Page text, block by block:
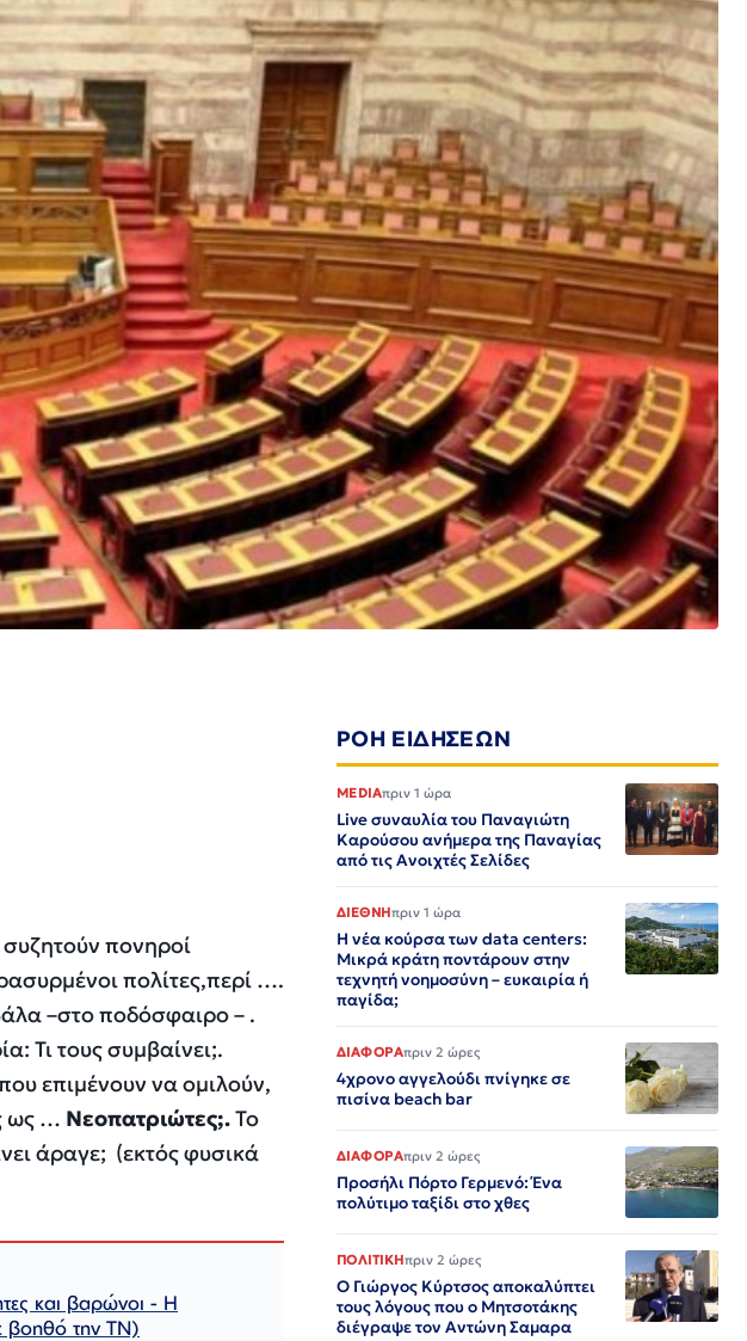
πονηροί
πολίτες,περί ….
–στο ποδόσφαιρο – .
Τι τους συμβαίνει;.
επιμένουν να ομιλούν,
ως … Νεοπατριώτες;.Το
άραγε; (εκτός φυσικά
και βαρώνοι - Η
βοηθό την ΤΝ)
ΡΟΗ ΕΙΔΗΣΕΩΝ
MEDIAπριν 1 ώρα
Live συναυλία του Παναγιώτη
Καρούσου ανήμερα της Παναγίας
από τις Ανοιχτές Σελίδες
ΔΙΕΘΝΗπριν 1 ώρα
Η νέα κούρσα των data centers:
Μικρά κράτη ποντάρουν στην
τεχνητή νοημοσύνη – ευκαιρία ή
παγίδα;
ΔΙΑΦΟΡΑπριν 2 ώρες
4χρονο αγγελούδι πνίγηκε σε
πισίνα beach bar
ΔΙΑΦΟΡΑπριν 2 ώρες
Προσήλι Πόρτο Γερμενό: Ένα
πολύτιμο ταξίδι στο χθες
ΠΟΛΙΤΙΚΗπριν 2 ώρες
Ο Γιώργος Κύρτσος αποκαλύπτει
τους λόγους που ο Μητσοτάκης
διέγραψε τον Αντώνη Σαμαρα